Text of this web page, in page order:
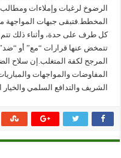
الرضوخ لرغبات وإملاءات
المخطط.فتبقى جبهات المواجهة
كل طرف على حدة، وأثناء ذلك تتم
تتمخض عنها قرارات “مع” أو
المرجح لكفة المتغلب.إن سلاح
المفاوضات والمواجهات
الشريف والتدافع السلمي والخيار